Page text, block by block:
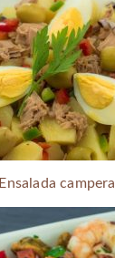
Ensalada campera